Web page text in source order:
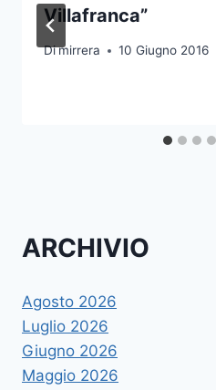
Villafranca”
Dimirrera 10 Giugno 2016
ARCHIVIO
Agosto 2026
Luglio 2026
Giugno 2026
Maggio 2026